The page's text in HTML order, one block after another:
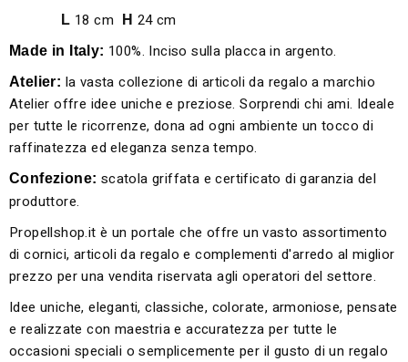
L 18 cm H 24 cm
Made in Italy: 100%. Inciso sulla placca in argento.
Atelier: la vasta collezione di articoli da regalo a marchio
Atelier offre idee uniche e preziose. Sorprendi chi ami. Ideale
per tutte le ricorrenze, dona ad ogni ambiente un tocco di
raffinatezza ed eleganza senza tempo.
Confezione: scatola griffata e certificato di garanzia del
produttore.
Propellshop.it è un portale che offre un vasto assortimento
di cornici, articoli da regalo e complementi d'arredo al miglior
prezzo per una vendita riservata agli operatori del settore.
Idee uniche, eleganti, classiche, colorate, armoniose, pensate
e realizzate con maestria e accuratezza per tutte le
occasioni speciali o semplicemente per il gusto di un regalo